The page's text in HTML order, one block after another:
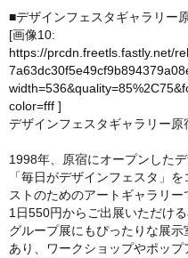
■デザインフェスタギャラリー
[画像10:
https://prcdn.freetls.fastly.net/
color=fff ]
デザインフェスタギャラリー原
1998年、原宿にオープンした
「毎日がデザインフェスタ」
ストのためのアートギャラリー
1日550円からご出展いただけ
グループ展にもぴったりな展
あり、ワークショップやポッ